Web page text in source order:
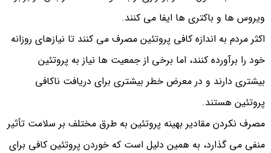
ویروس ها و باکتری ها ایفا می کنند.
اکثر مردم به اندازه کافی پروتئین مصرف می کنند تا نیازهای روزانه
خود را برآورده کنند، اما برخی از جمعیت ها نیاز به پروتئین
بیشتری دارند و در معرض خطر بیشتری برای دریافت ناکافی
پروتئین هستند.
مصرف نکردن مقادیر بهینه پروتئین به طرق مختلف بر سلامت تأثیر
منفی می گذارد، به همین دلیل است که خوردن پروتئین کافی برای